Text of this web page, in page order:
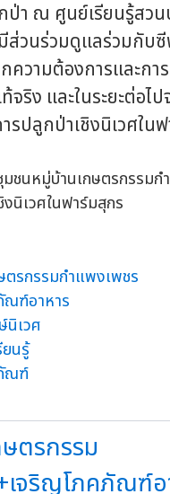
ป่า ณ ศูนย์เรียนรู้สว
ส่วนร่วมดูแลร่วมกับ
ความต้องการและกา
ริง และในระยะต่อไ
รปลูกป่าเชิงนิเวศใน
ตรกรรมกำแพงเพชร
ณฑ์อาหาร
นิเวศ
ยนรู้
ณฑ์
ตรกรรม
เจริญโภคภัณฑ์อ